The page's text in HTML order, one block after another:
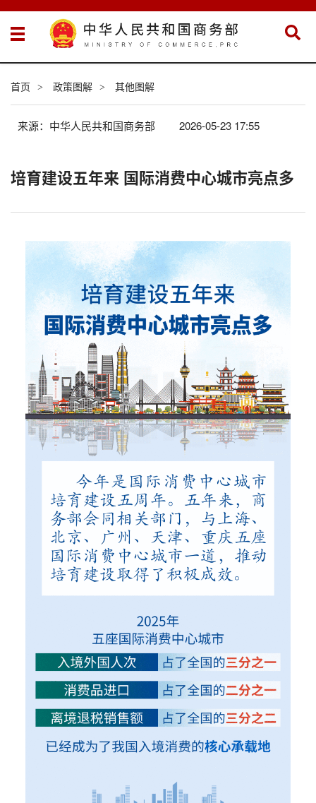
首页 > 政策图解 > 其他图解
来源：中华人民共和国商务部 2026-05-23 17:55
培育建设五年来 国际消费中心城市亮点多